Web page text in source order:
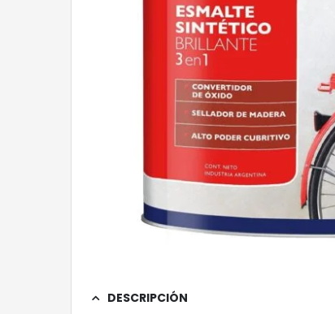
DESCRIPCIÓN